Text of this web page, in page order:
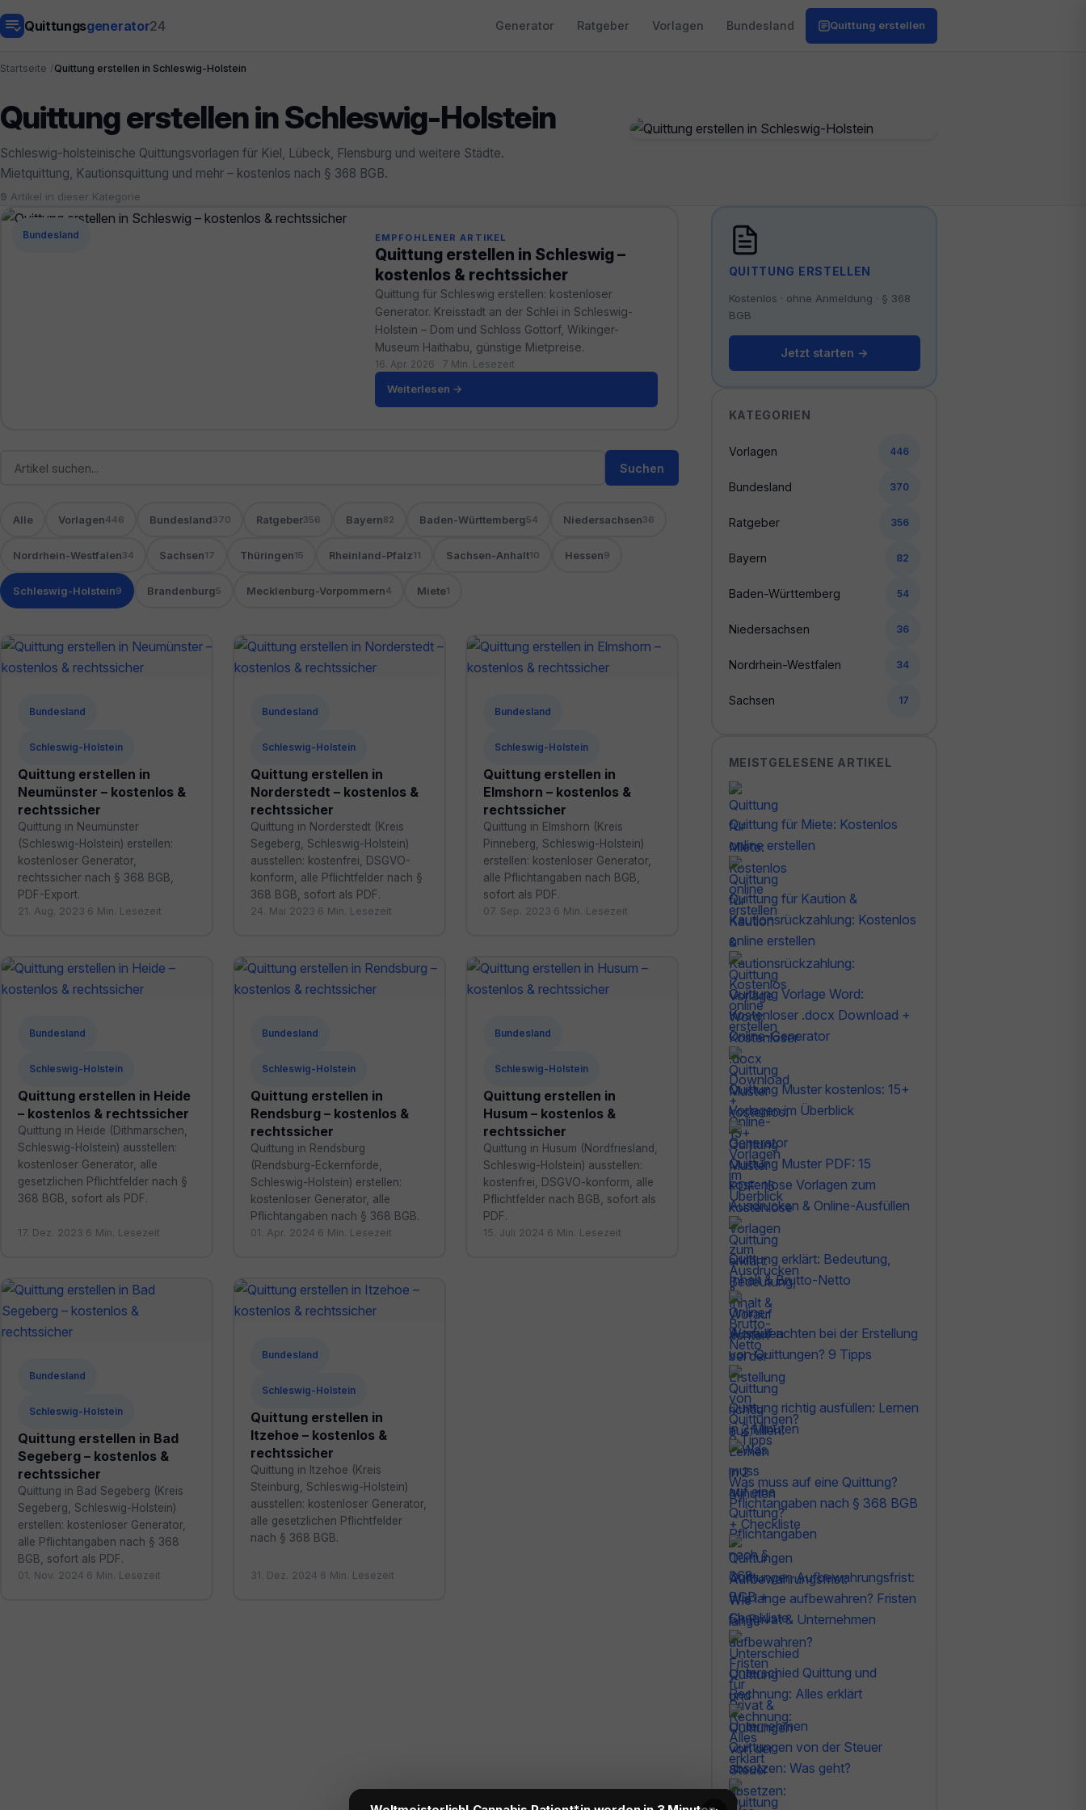
Quittungsgenerator24 Generator Ratgeber Vorlagen Bundesland Quittung erstellen
Startseite Quittung erstellen in Schleswig-Holstein
Quittung erstellen in Schleswig-Holstein
Schleswig-holsteinische Quittungsvorlagen für Kiel, Lübeck, Flensburg und weitere Städte.
Mietquittung, Kautionsquittung und mehr – kostenlos nach § 368 BGB.
9 Artikel in dieser Kategorie
Bundesland EMPFOHLENER ARTIKEL
Quittung erstellen in Schleswig –
kostenlos & rechtssicher
Quittung für Schleswig erstellen: kostenloser
Generator. Kreisstadt an der Schlei in Schleswig-
Holstein – Dom und Schloss Gottorf, Wikinger-
Museum Haithabu, günstige Mietpreise.
16. Apr. 2026 7 Min. Lesezeit
Weiterlesen →
Suchen
Alle Vorlagen446 Bundesland370 Ratgeber356 Bayern82 Baden-Württemberg54 Niedersachsen36
Nordrhein-Westfalen34 Sachsen17 Thüringen15 Rheinland-Pfalz11 Sachsen-Anhalt10 Hessen9
Schleswig-Holstein9 Brandenburg5 Mecklenburg-Vorpommern4 Miete1
Bundesland
Schleswig-Holstein
Quittung erstellen in
Neumünster – kostenlos &
rechtssicher
Quittung in Neumünster
(Schleswig-Holstein) erstellen:
kostenloser Generator,
rechtssicher nach § 368 BGB,
PDF-Export.
21. Aug. 2023 6 Min. Lesezeit
Bundesland
Schleswig-Holstein
Quittung erstellen in
Norderstedt – kostenlos &
rechtssicher
Quittung in Norderstedt (Kreis
Segeberg, Schleswig-Holstein)
ausstellen: kostenfrei, DSGVO-
konform, alle Pflichtfelder nach §
368 BGB, sofort als PDF.
24. Mai 2023 6 Min. Lesezeit
Bundesland
Schleswig-Holstein
Quittung erstellen in
Elmshorn – kostenlos &
rechtssicher
Quittung in Elmshorn (Kreis
Pinneberg, Schleswig-Holstein)
erstellen: kostenloser Generator,
alle Pflichtangaben nach BGB,
sofort als PDF.
07. Sep. 2023 6 Min. Lesezeit
Bundesland
Schleswig-Holstein
Quittung erstellen in Heide
– kostenlos & rechtssicher
Quittung in Heide (Dithmarschen,
Schleswig-Holstein) ausstellen:
kostenloser Generator, alle
gesetzlichen Pflichtfelder nach §
368 BGB, sofort als PDF.
17. Dez. 2023 6 Min. Lesezeit
Bundesland
Schleswig-Holstein
Quittung erstellen in
Rendsburg – kostenlos &
rechtssicher
Quittung in Rendsburg
(Rendsburg-Eckernförde,
Schleswig-Holstein) erstellen:
kostenloser Generator, alle
Pflichtangaben nach § 368 BGB.
01. Apr. 2024 6 Min. Lesezeit
Bundesland
Schleswig-Holstein
Quittung erstellen in
Husum – kostenlos &
rechtssicher
Quittung in Husum (Nordfriesland,
Schleswig-Holstein) ausstellen:
kostenfrei, DSGVO-konform, alle
Pflichtfelder nach BGB, sofort als
PDF.
15. Juli 2024 6 Min. Lesezeit
Bundesland
Schleswig-Holstein
Quittung erstellen in Bad
Segeberg – kostenlos &
rechtssicher
Quittung in Bad Segeberg (Kreis
Segeberg, Schleswig-Holstein)
erstellen: kostenloser Generator,
alle Pflichtangaben nach § 368
BGB, sofort als PDF.
01. Nov. 2024 6 Min. Lesezeit
Bundesland
Schleswig-Holstein
Quittung erstellen in
Itzehoe – kostenlos &
rechtssicher
Quittung in Itzehoe (Kreis
Steinburg, Schleswig-Holstein)
ausstellen: kostenloser Generator,
alle gesetzlichen Pflichtfelder
nach § 368 BGB.
31. Dez. 2024 6 Min. Lesezeit
QUITTUNG ERSTELLEN
Kostenlos · ohne Anmeldung · § 368
BGB
Jetzt starten →
KATEGORIEN
Vorlagen 446
Bundesland 370
Ratgeber 356
Bayern 82
Baden-Württemberg 54
Niedersachsen 36
Nordrhein-Westfalen 34
Sachsen 17
MEISTGELESENE ARTIKEL
Quittung für Miete: Kostenlos
online erstellen
Quittung für Kaution &
Kautionsrückzahlung: Kostenlos
online erstellen
Quittung Vorlage Word:
Kostenloser .docx Download +
Online-Generator
Quittung Muster kostenlos: 15+
Vorlagen im Überblick
Quittung Muster PDF: 15
kostenlose Vorlagen zum
Ausdrucken & Online-Ausfüllen
Quittung erklärt: Bedeutung,
Inhalt & Brutto-Netto
Worauf achten bei der Erstellung
von Quittungen? 9 Tipps
Quittung richtig ausfüllen: Lernen
in 2 Minuten
Was muss auf eine Quittung?
Pflichtangaben nach § 368 BGB
+ Checkliste
Quittungen Aufbewahrungsfrist:
Wie lange aufbewahren? Fristen
für Privat & Unternehmen
Unterschied Quittung und
Rechnung: Alles erklärt
Quittungen von der Steuer
absetzen: Was geht?